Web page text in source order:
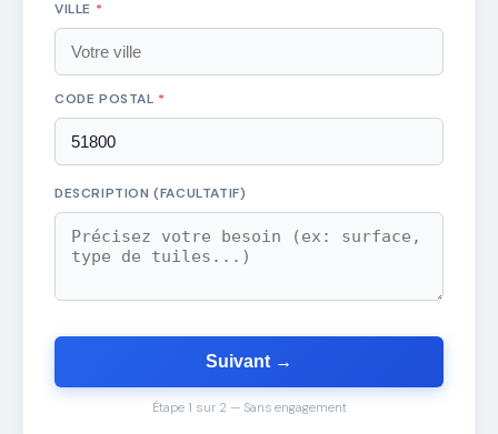
VILLE *
CODE POSTAL *
DESCRIPTION (FACULTATIF)
Suivant →
Étape 1 sur 2 — Sans engagement